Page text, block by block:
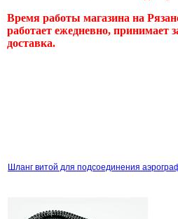
Время работы магазина на
работает ежедневно, принимает
доставка.
Шланг витой для подсоединения